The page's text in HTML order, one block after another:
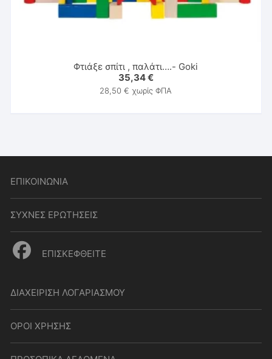
Φτιάξε σπίτι , παλάτι….- Goki
35,34€
28,50€ χωρίς ΦΠΑ
ΕΠΙΚΟΙΝΩΝΙΑ
ΣΥΧΝΕΣ ΕΡΩΤΗΣΕΙΣ
ΕΠΙΣΚΕΦΘΕΙΤΕ
ΔΙΑΧΕΙΡΙΣΗ ΛΟΓΑΡΙΑΣΜΟΥ
ΟΡΟΙ ΧΡΗΣΗΣ